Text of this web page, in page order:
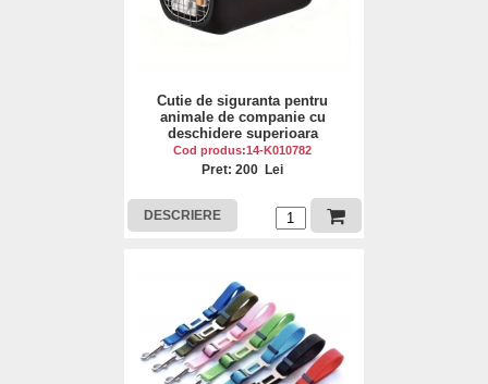
Cutie de siguranta pentru
animale de companie cu
deschidere superioara
Cod produs:14-K010782
Pret: 200 Lei
DESCRIERE